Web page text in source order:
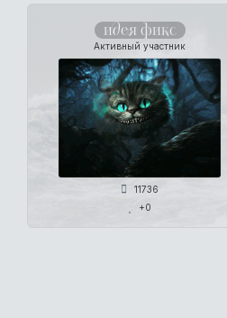
идея фикс
Активный участник
11736
+0